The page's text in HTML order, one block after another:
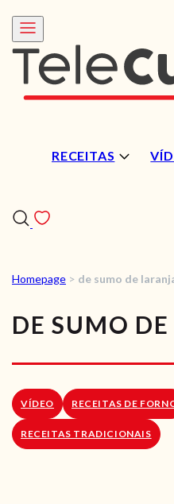
RECEITAS
Homepage > de sumo de
DE SUMO
VÍDEO RECEITAS DE
RECEITAS TRADICIONAIS